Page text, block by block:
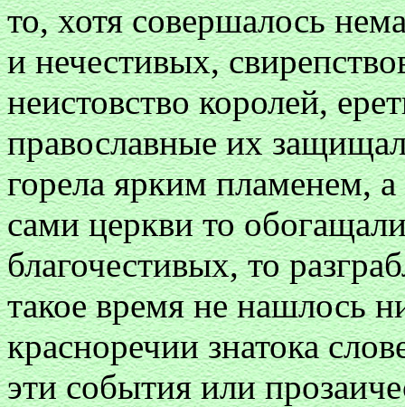
то, хотя совершалось
и нечестивых,
неистовство королей,
православные их
горела ярким пламенем, а
сами церкви то
благочестивых, то
такое время не нашлось
красноречии знатока
эти события или